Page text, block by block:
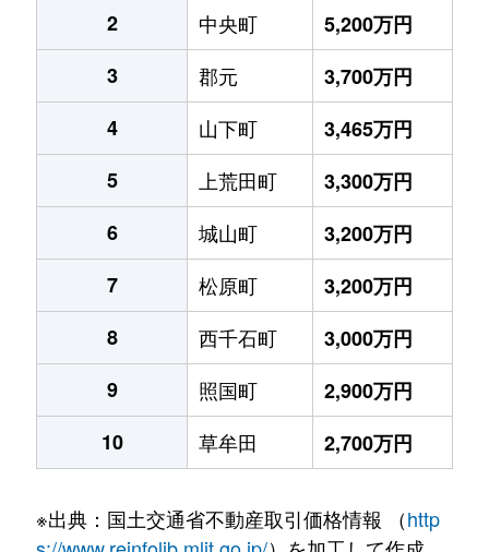
2 中央町
5,200万円
3
郡元
3,700万円
4
山下町
3,465万円
5
上荒田町
3,300万円
6
城山町
3,200万円
7
松原町
3,200万円
8
西千石町
3,000万円
9
照国町
2,900万円
10
草牟田 2,700万円
※出典：国土交通省不動産取引価格情報 （http